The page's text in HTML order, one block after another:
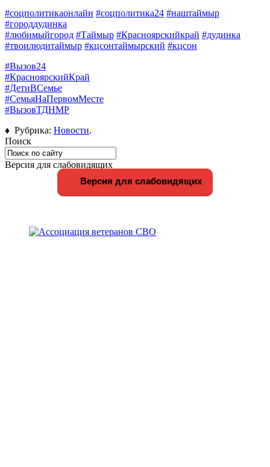
#соцполитикаонлайн #соцполитика24 #наштаймыр
#городдудинка
#любимыйгород #Таймыр #Красноярскийкрай #дудинка
#твоилюдитаймыр #кцсонтаймырский #кцсон
#Вызов24
#КрасноярскийКрай
#ДетиВСемье
#СемьяНаПервомМесте
#ВызовТДНМР
♦ Рубрика: Новости.
Поиск
Версия для слабовидящих
Версия для слабовидящих